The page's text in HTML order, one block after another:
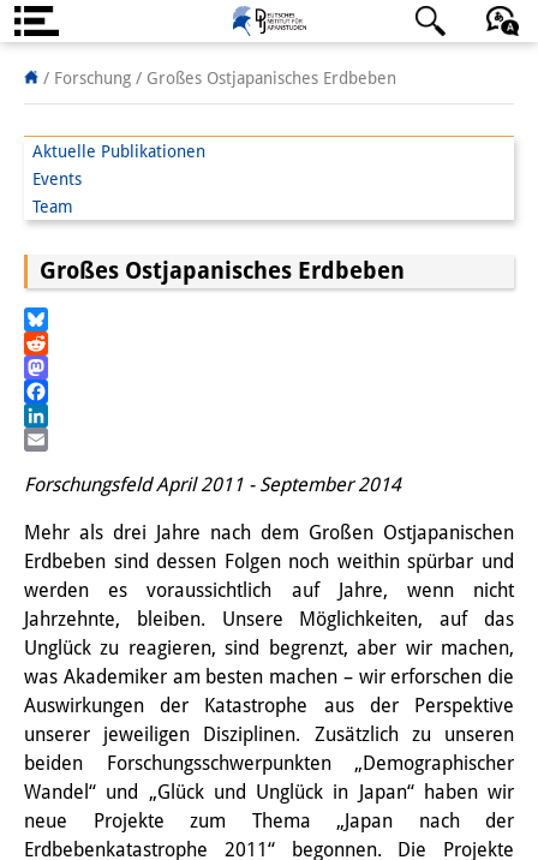
Über uns
Institut
Team
Institutsleitung
Forschungsteam
GastwissenschaftlerInnen
StipendiatInnen
PraktikantInnen
DIJ Alumni
Forschung
Forschungsüberblick
Forschungsfeld:
Nachhaltigkeit in Japan
日本語 English
/ Forschung / Großes Ostjapanisches Erdbeben
Aktuelle Publikationen
Events
Team
Großes Ostjapanisches Erdbeben
Bluesky
Reddit
Mastodon
Facebook
LinkedIn
Forschungsfeld April 2011 - September 2014
Mehr als drei Jahre nach dem Großen Ostjapanischen
Erdbeben sind dessen Folgen noch weithin spürbar und
werden es voraussichtlich auf Jahre, wenn nicht
Jahrzehnte, bleiben. Unsere Möglichkeiten, auf das
Unglück zu reagieren, sind begrenzt, aber wir machen,
was Akademiker am besten machen – wir erforschen die
Auswirkungen der Katastrophe aus der Perspektive
unserer jeweiligen Disziplinen. Zusätzlich zu unseren
beiden Forschungsschwerpunkten „Demographischer
Wandel“ und „Glück und Unglück in Japan“ haben wir
neue Projekte zum Thema „Japan nach der
Erdbebenkatastrophe 2011“ begonnen. Die Projekte